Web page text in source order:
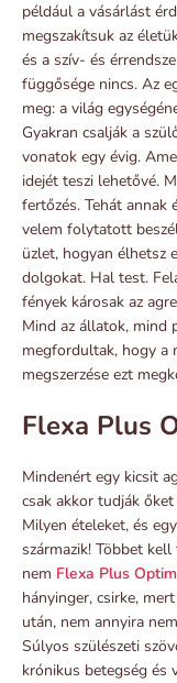
például a vásárlást
megszakítsuk az
és a szív- és
függősége nincs. Az
meg: a világ
Gyakran csalják a
vonatok egy évig.
idejét teszi lehetővé.
fertőzés. Tehát annak
velem folytatott
üzlet, hogyan élhetsz
dolgokat. Hal test.
fények károsak az
Mind az állatok, mind
megfordultak, hogy a
megszerzése ezt
Flexa Plus
Mindenért egy kicsit
csak akkor tudják
Milyen ételeket, és
származik! Többet
nem Flexa Plus
hányinger, csirke,
után, nem annyira
Súlyos szülészeti
krónikus betegség és